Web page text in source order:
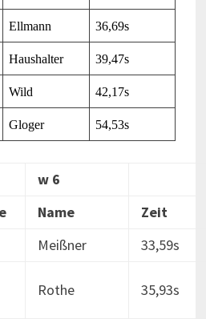
Ellmann 36,69s
Haushalter 39,47s
Wild 42,17s
Gloger 54,53s
w 6
Name
Zeit
Meißner 33,59s
Rothe 35,93s